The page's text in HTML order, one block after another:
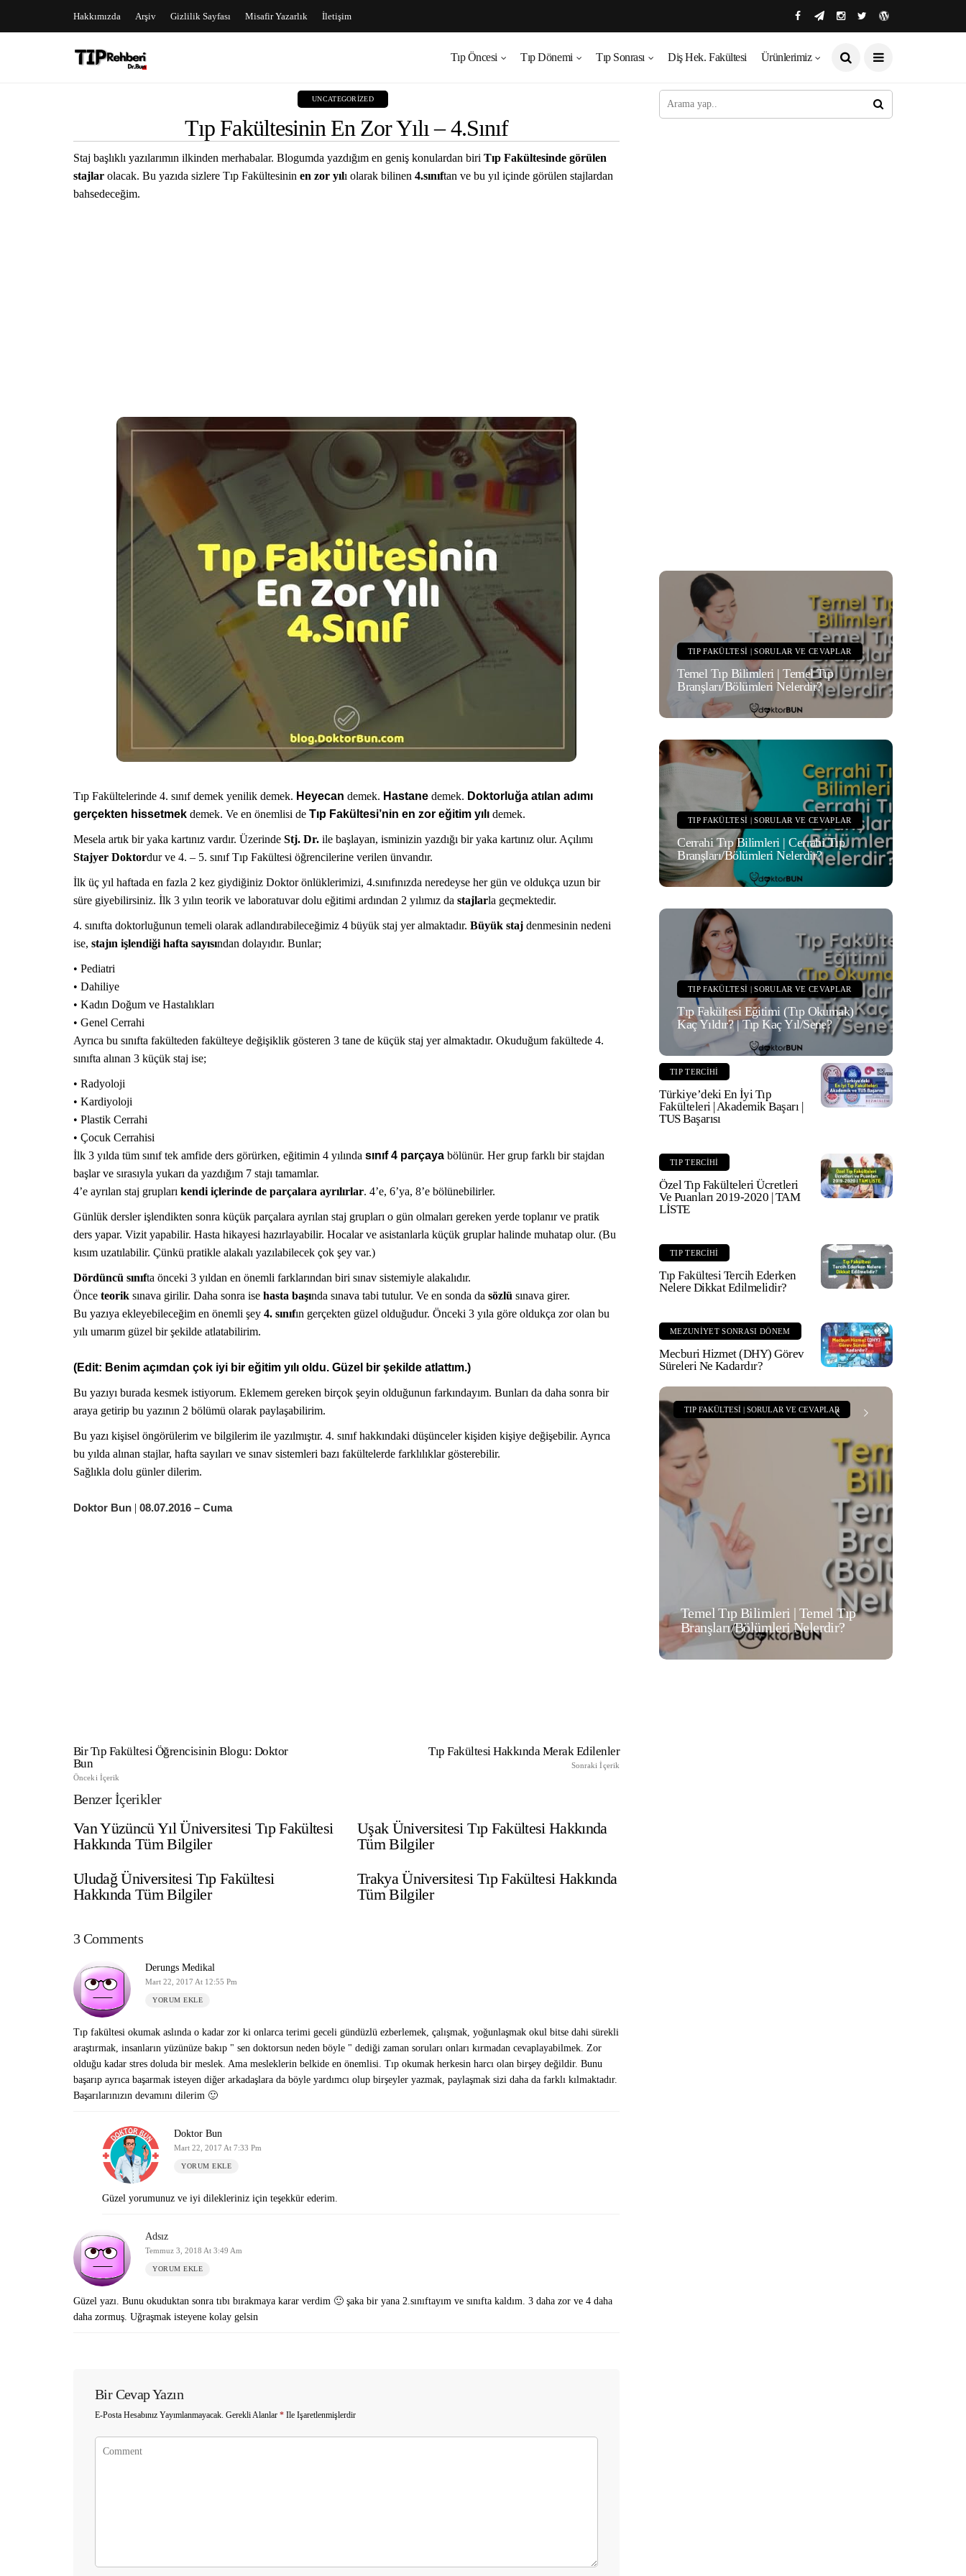
Hakkımızda Arşiv Gizlilik Sayfası Misafir Yazarlık İletişim
Tıp Öncesi Tıp Dönemi Tıp Sonrası Diş Hek. Fakültesi Ürünlerimiz
UNCATEGORIZED
Tıp Fakültesinin En Zor Yılı – 4.Sınıf
Staj başlıklı yazılarımın ilkinden merhabalar. Blogumda yazdığım en geniş konulardan biri Tıp Fakültesinde görülen
stajlar olacak. Bu yazıda sizlere Tıp Fakültesinin en zor yılı olarak bilinen 4.sınıftan ve bu yıl içinde görülen stajlardan
bahsedeceğim.
Tıp Fakültelerinde 4. sınıf demek yenilik demek. Heyecan demek. Hastane demek. Doktorluğa atılan adımı
gerçekten hissetmek demek. Ve en önemlisi de Tıp Fakültesi’nin en zor eğitim yılı demek.
Mesela artık bir yaka kartınız vardır. Üzerinde Stj. Dr. ile başlayan, isminizin yazdığı bir yaka kartınız olur. Açılımı
Stajyer Doktordur ve 4. – 5. sınıf Tıp Fakültesi öğrencilerine verilen ünvandır.
İlk üç yıl haftada en fazla 2 kez giydiğiniz Doktor önlüklerimizi, 4.sınıfınızda neredeyse her gün ve oldukça uzun bir
süre giyebilirsiniz. İlk 3 yılın teorik ve laboratuvar dolu eğitimi ardından 2 yılımız da stajlarla geçmektedir.
4. sınıfta doktorluğunun temeli olarak adlandırabileceğimiz 4 büyük staj yer almaktadır. Büyük staj denmesinin nedeni
ise, stajın işlendiği hafta sayısından dolayıdır. Bunlar;
• Pediatri
• Dahiliye
• Kadın Doğum ve Hastalıkları
• Genel Cerrahi
Ayrıca bu sınıfta fakülteden fakülteye değişiklik gösteren 3 tane de küçük staj yer almaktadır. Okuduğum fakültede 4.
sınıfta alınan 3 küçük staj ise;
• Radyoloji
• Kardiyoloji
• Plastik Cerrahi
• Çocuk Cerrahisi
İlk 3 yılda tüm sınıf tek amfide ders görürken, eğitimin 4 yılında sınıf 4 parçaya bölünür. Her grup farklı bir stajdan
başlar ve sırasıyla yukarı da yazdığım 7 stajı tamamlar.
4’e ayrılan staj grupları kendi içlerinde de parçalara ayrılırlar. 4’e, 6’ya, 8’e bölünebilirler.
Günlük dersler işlendikten sonra küçük parçalara ayrılan staj grupları o gün olmaları gereken yerde toplanır ve pratik
ders yapar. Vizit yapabilir. Hasta hikayesi hazırlayabilir. Hocalar ve asistanlarla küçük gruplar halinde muhatap olur. (Bu
kısım uzatılabilir. Çünkü pratikle alakalı yazılabilecek çok şey var.)
Dördüncü sınıfta önceki 3 yıldan en önemli farklarından biri sınav sistemiyle alakalıdır.
Önce teorik sınava girilir. Daha sonra ise hasta başında sınava tabi tutulur. Ve en sonda da sözlü sınava girer.
Bu yazıya ekleyebileceğim en önemli şey 4. sınıfın gerçekten güzel olduğudur. Önceki 3 yıla göre oldukça zor olan bu
yılı umarım güzel bir şekilde atlatabilirim.
(Edit: Benim açımdan çok iyi bir eğitim yılı oldu. Güzel bir şekilde atlattım.)
Bu yazıyı burada kesmek istiyorum. Eklemem gereken birçok şeyin olduğunun farkındayım. Bunları da daha sonra bir
araya getirip bu yazının 2 bölümü olarak paylaşabilirim.
Bu yazı kişisel öngörülerim ve bilgilerim ile yazılmıştır. 4. sınıf hakkındaki düşünceler kişiden kişiye değişebilir. Ayrıca
bu yılda alınan stajlar, hafta sayıları ve sınav sistemleri bazı fakültelerde farklılıklar gösterebilir.
Sağlıkla dolu günler dilerim.
Doktor Bun | 08.07.2016 – Cuma
Bir Tıp Fakültesi Öğrencisinin Blogu: Doktor
Bun
Önceki İçerik
Tıp Fakültesi Hakkında Merak Edilenler
Sonraki İçerik
Benzer İçerikler
Van Yüzüncü Yıl Üniversitesi Tıp Fakültesi
Hakkında Tüm Bilgiler
Uşak Üniversitesi Tıp Fakültesi Hakkında
Tüm Bilgiler
Uludağ Üniversitesi Tıp Fakültesi
Hakkında Tüm Bilgiler
Trakya Üniversitesi Tıp Fakültesi Hakkında
Tüm Bilgiler
3 Comments
Derungs Medikal
Mart 22, 2017 At 12:55 Pm
YORUM EKLE
Tıp fakültesi okumak aslında o kadar zor ki onlarca terimi geceli gündüzlü ezberlemek, çalışmak, yoğunlaşmak okul bitse dahi sürekli
araştırmak, insanların yüzünüze bakıp " sen doktorsun neden böyle " dediği zaman soruları onları kırmadan cevaplayabilmek. Zor
olduğu kadar stres doluda bir meslek. Ama mesleklerin belkide en önemlisi. Tıp okumak herkesin harcı olan birşey değildir. Bunu
başarıp ayrıca başarmak isteyen diğer arkadaşlara da böyle yardımcı olup birşeyler yazmak, paylaşmak sizi daha da farklı kılmaktadır.
Başarılarınızın devamını dilerim 🙂
Doktor Bun
Mart 22, 2017 At 7:33 Pm
YORUM EKLE
Güzel yorumunuz ve iyi dilekleriniz için teşekkür ederim.
Adsız
Temmuz 3, 2018 At 3:49 Am
YORUM EKLE
Güzel yazı. Bunu okuduktan sonra tıbı bırakmaya karar verdim 🙂 şaka bir yana 2.sınıftayım ve sınıfta kaldım. 3 daha zor ve 4 daha
daha zormuş. Uğraşmak isteyene kolay gelsin
Bir Cevap Yazın
E-Posta Hesabınız Yayımlanmayacak. Gerekli Alanlar * Ile Işaretlenmişlerdir
TIP FAKÜLTESI | SORULAR VE CEVAPLAR
Temel Tıp Bilimleri | Temel Tıp
Branşları/Bölümleri Nelerdir?
TIP FAKÜLTESI | SORULAR VE CEVAPLAR
Cerrahi Tıp Bilimleri | Cerrahi Tıp
Branşları/Bölümleri Nelerdir?
TIP FAKÜLTESI | SORULAR VE CEVAPLAR
Tıp Fakültesi Eğitimi (Tıp Okumak)
Kaç Yıldır? | Tıp Kaç Yıl/Sene?
TIP TERCIHI
Türkiye’deki En İyi Tıp
Fakülteleri | Akademik Başarı |
TUS Başarısı
TIP TERCIHI
Özel Tıp Fakülteleri Ücretleri
Ve Puanları 2019-2020 | TAM
LİSTE
TIP TERCIHI
Tıp Fakültesi Tercih Ederken
Nelere Dikkat Edilmelidir?
MEZUNIYET SONRASI DÖNEM
Mecburi Hizmet (DHY) Görev
Süreleri Ne Kadardır?
NASIL YAPILIR? TIP FAKÜLTESI | SORULAR VE CEVAPLAR
Temel Tıp Bilimleri | Temel Tıp
Branşları/Bölümleri Nelerdir?
TIP FAKÜLTESI | SORULAR VE CEVAPLAR
Cerrahi Tıp Bilimleri | Cerrahi Tıp
Branşları/Bölümleri Nelerdir?